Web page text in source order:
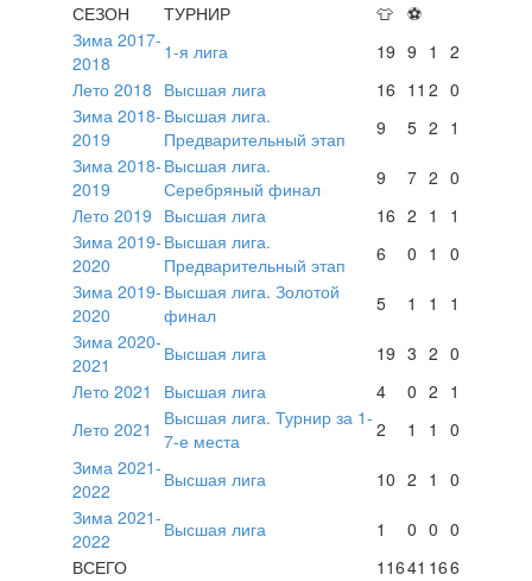
СЕЗОН
ТУРНИР 👕 ⚽
Зима 2017-
2018
1-я лига 19 9 1
2
Лето 2018 Высшая лига 16 11 2 0
Зима 2018-
2019
Высшая лига.
Предварительный этап
9 5 2 1
Зима 2018-
2019
Высшая лига.
Серебряный финал
9 7 2 0
Лето 2019 Высшая лига 16 2 1
1
Зима 2019-
2020
Высшая лига.
Предварительный этап
6 0 1
0
Зима 2019-
2020
Высшая лига. Золотой
финал
5 1 1
1
Зима 2020-
2021
Высшая лига 19 3 2 0
Лето 2021
Высшая лига 4 0 2 1
Лето 2021
Высшая лига. Турнир за 1-
7-е места
2 1 1
0
Зима 2021-
2022
Высшая лига 10 2 1
0
Зима 2021-
2022
Высшая лига 1 0 0 0
ВСЕГО
11641 166